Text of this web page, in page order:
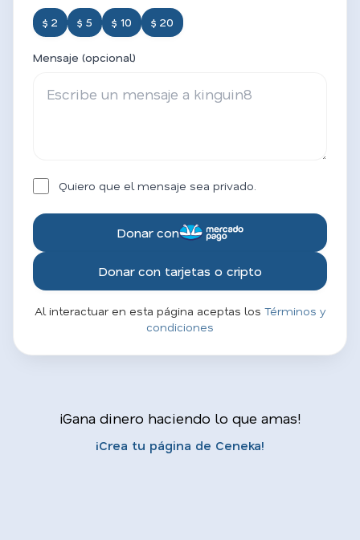
$ 2 $ 5 $ 10 $ 20
Mensaje (opcional)
Quiero que el mensaje sea privado.
Donar con
Donar con tarjetas o cripto
Al interactuar en esta página aceptas los Términos y
condiciones
¡Gana dinero haciendo lo que amas!
¡Crea tu página de Ceneka!